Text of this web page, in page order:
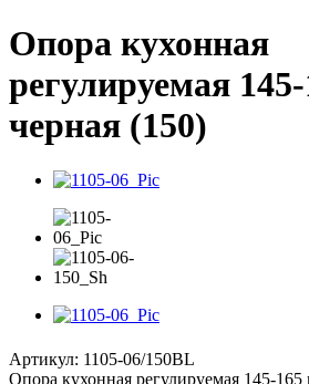
Опора кухонная
регулируемая
черная (150)
Артикул: 1105-06/150BL
Опора кухонная регулируемая 145-